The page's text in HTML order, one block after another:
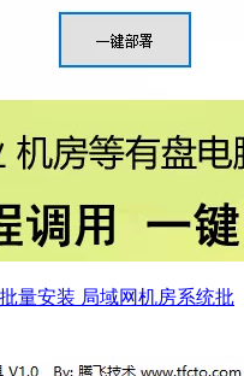
量安装 局域网机房系统批